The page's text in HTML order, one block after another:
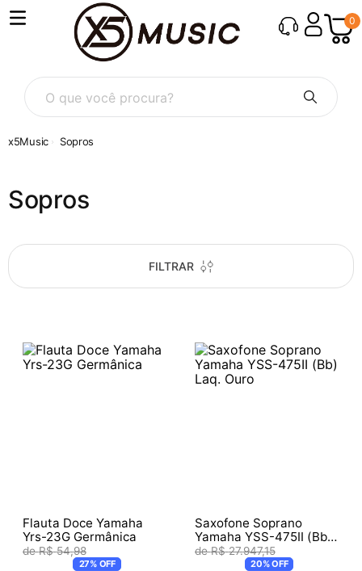
0
O que você procura?
Sopros
Sopros
FILTRAR
Flauta Doce Yamaha
Yrs-23G Germânica
R$ 54,98
27%OFF
Saxofone Soprano
Yamaha YSS-475II (Bb)
Laq. Ouro
R$ 27.947,15
20%OFF